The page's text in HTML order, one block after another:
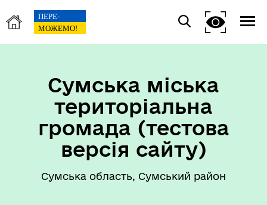
Сумська міська
територіальна
громада (тестова
версія сайту)
Сумська область, Сумський район